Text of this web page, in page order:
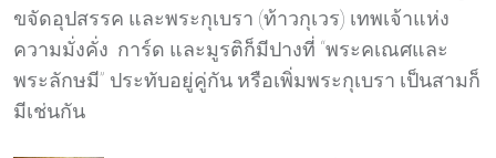
ขจัดอุปสรรค และพระกุเบรา (ท้าวกุเวร) เทพเจ้าแห่ง
ความมั่งคั่ง การ์ด และมูรติก็มีปางที่ “พระคเณศและ
พระลักษมี” ประทับอยู่คู่กัน หรือเพิ่มพระกุเบรา เป็นสามก็
มีเช่นกัน